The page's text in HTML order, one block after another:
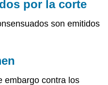
por la corte
son emitidos
embargo contra los